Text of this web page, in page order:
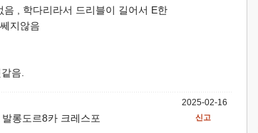
, 학다리라서 드리블이 길어서 E한
지않음
음.
롱도르8카 크레스포
2025-02-16
신고